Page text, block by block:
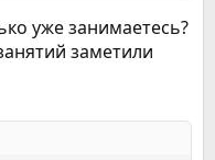
уже занимаетесь?
заметили